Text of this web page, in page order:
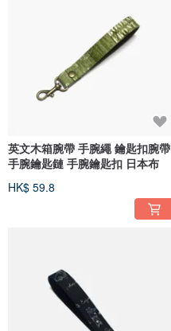
英文木箱腕帶 手腕繩 鑰匙扣腕帶
手腕鑰匙鏈 手腕鑰匙扣 日本布
HK$ 59.8